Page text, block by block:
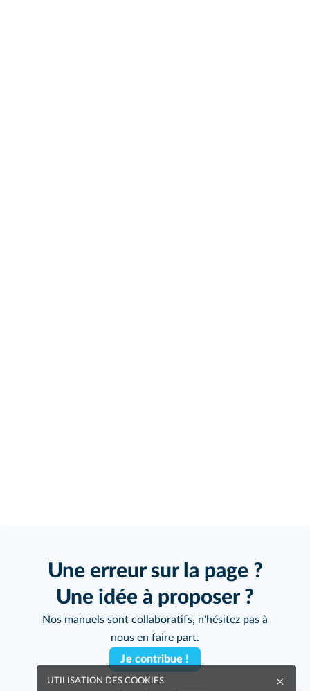
Une erreur sur la page ?
Une idée à proposer ?
Nos manuels sont collaboratifs, n'hésitez pas à
nous en faire part.
Je contribue !
UTILISATION DES COOKIES